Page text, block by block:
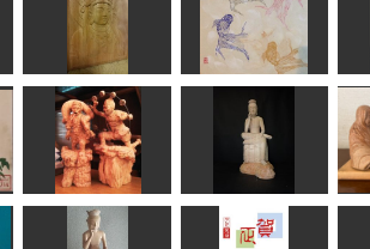
聖観音レリーフ
はごろも
goldfish
kassy